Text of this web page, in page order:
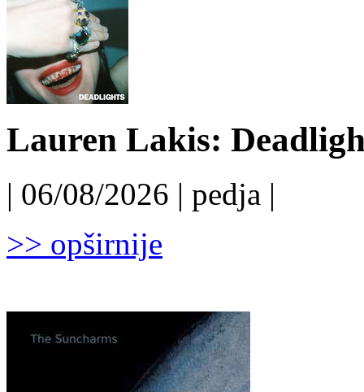
Lauren Lakis:
| 06/08/2026 | pedja |
>> opširnije